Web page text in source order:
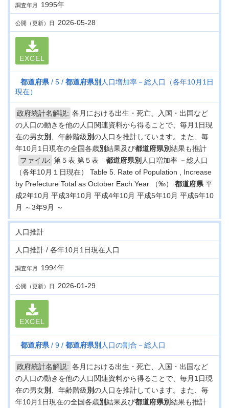
調査年月 1995年
公開（更新）日 2026-05-28
EXCEL
都道府県 5 都道府県別 人口増加率－総人口（各年10月1日
現在）
政府統計名解説: 各月における出生・死亡、入国・出国など
の人口の動きを他の人口関連資料から得ることで、毎月1日現
在の男女別 、年齢階級別の人口を推計しています。また、毎
年10月1日現在の全国各歳別結果及び都道府県別結果も推計
ファイル: 第５表 第５表 都道府県別 人口増加率 －総人口
（各年10月１日現在） Table 5. Rate of Population , Increase
by Prefecture Total as October Each Year （‰） 都道府県平
成2年10月 平成3年10月 平成4年10月 平成5年10月 平成6年10
月 ～3年9月 ～
人口推計
人口推計 / 各年10月1日現在人口
調査年月 1994年
公開（更新）日 2026-01-29
EXCEL
都道府県 9 都道府県別 人口の割合－総人口
政府統計名解説: 各月における出生・死亡、入国・出国など
の人口の動きを他の人口関連資料から得ることで、毎月1日現
在の男女別 、年齢階級別の人口を推計しています。また、毎
年10月1日現在の全国各歳別結果及び都道府県別結果も推計